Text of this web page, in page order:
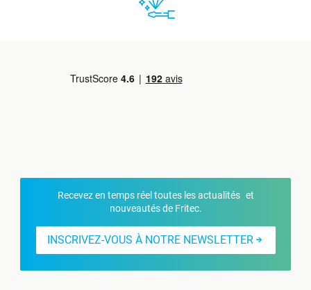
Recevez en temps réel toutes les actualités et
nouveautés de Fritec.
INSCRIVEZ-VOUS À NOTRE NEWSLETTER